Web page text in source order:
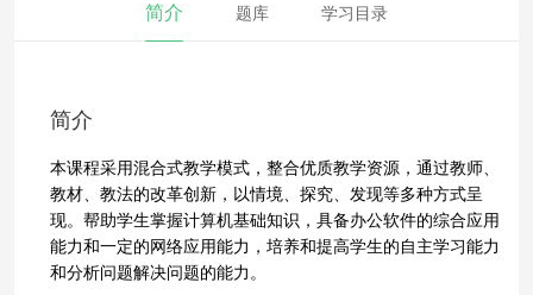
简介 题库 学习目录
简介
本课程采用混合式教学模式，整合优质教学资源，通过教师、
教材、教法的改革创新，以情境、探究、发现等多种方式呈
现。帮助学生掌握计算机基础知识，具备办公软件的综合应用
能力和一定的网络应用能力，培养和提高学生的自主学习能力
和分析问题解决问题的能力。